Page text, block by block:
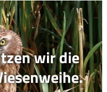
wir die